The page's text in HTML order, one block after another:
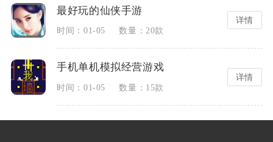
最好玩的仙侠手游
时间：01-05 数量：20款
详情
手机单机模拟经营游戏
时间：01-05 数量：15款
详情
手机影视app软件哪个好
手游排行榜网游前十名有哪些